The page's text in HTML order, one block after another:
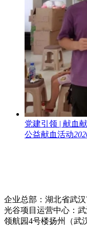
党建引领 | 献血
公益献血活动
企业总部：湖北省武
光谷项目运营中心：
领航园4号楼扬州（武